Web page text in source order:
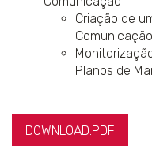
Criação de
Comunicação
Planos de
DOWNLOAD.PDF